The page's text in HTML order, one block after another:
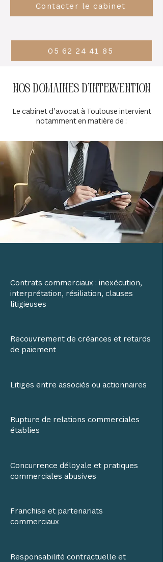
Contacter le cabinet
05 62 24 41 85
nos domaines d'intervention
Le cabinet d’avocat à Toulouse intervient
notamment en matière de :
Contrats commerciaux : inexécution,
interprétation, résiliation, clauses
litigieuses
Recouvrement de créances et retards
de paiement
Litiges entre associés ou actionnaires
Rupture de relations commerciales
établies
Concurrence déloyale et pratiques
commerciales abusives
Franchise et partenariats
commerciaux
Responsabilité contractuelle et